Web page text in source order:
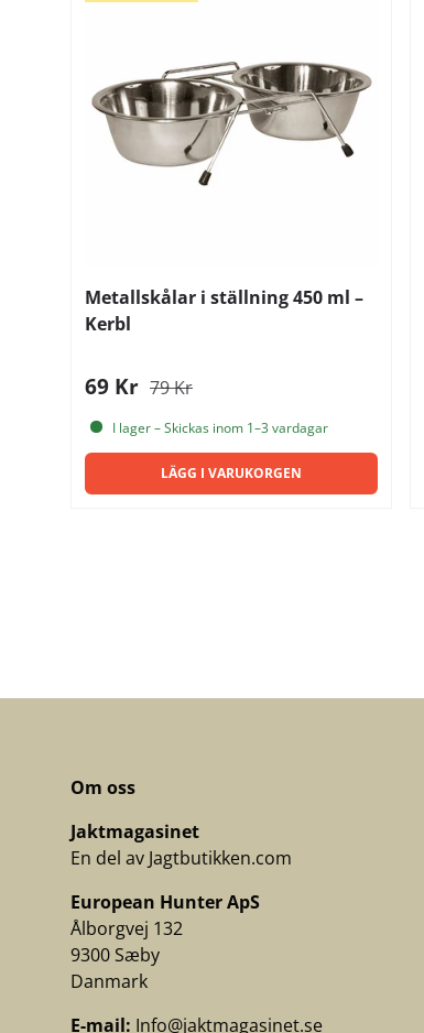
Metallskålar i ställning 450 ml –
Kerbl
69 Kr 79 Kr
I lager – Skickas inom 1–3 vardagar
LÄGG I VARUKORGEN
Om oss
Jaktmagasinet
En del av Jagtbutikken.com
European Hunter ApS
Ålborgvej 132
9300 Sæby
Danmark
E-mail: Info@jaktmagasinet.se